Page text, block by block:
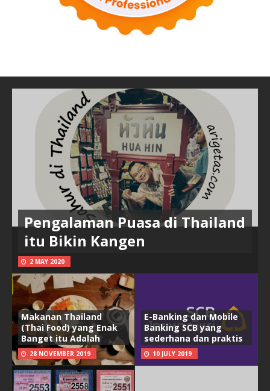
Pengalaman Puasa di Thailand
itu Bikin Kangen
2 MAY 2020
Makanan Thailand
(Thai Food) yang Enak
Banget itu Adalah
28 NOVEMBER 2019
E-Banking dan Mobile
Banking SCB yang
sederhana dan praktis
10 JULY 2019